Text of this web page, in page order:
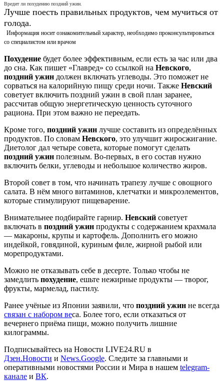
Вредит ли похудению поздний ужин.
Лучше поесть правильных продуктов, чем мучиться от
голода.
Информация носит ознакомительный характер, необходимо проконсультироваться
со специалистом или врачом
Похудение будет более эффективным, если есть за час или два
до сна. Как пишет «Главред» со ссылкой на Невского,
поздний ужин должен включать углеводы. Это поможет не
сорваться на калорийную пищу среди ночи. Также Невский
советует включить поздний ужин в свой план заранее,
рассчитав общую энергетическую ценность суточного
рациона. При этом важно не переедать.
Кроме того, поздний ужин лучше составить из определённых
продуктов. По словам Невского, это улучшит жиросжигание.
Диетолог дал четыре совета, которые помогут сделать
поздний ужин полезным. Во-первых, в его состав нужно
включить белки, углеводы и небольшое количество жиров.
Второй совет в том, что начинать трапезу лучше с овощного
салата. В нём много витаминов, клетчатки и микроэлементов,
которые стимулируют пищеварение.
Внимательнее подбирайте гарнир. Невский советует
включать в поздний ужин продукты с содержанием крахмала
— макароны, крупы и картофель. Дополнить его можно
индейкой, говядиной, куриным филе, жирной рыбой или
морепродуктами.
Можно не отказывать себе в десерте. Только чтобы не
замедлить похудение, ешьте нежирные продукты — творог,
фрукты, мармелад, пастилу.
Ранее учёные из Японии заявили, что поздний ужин не всегда
связан с набором веса. Более того, если отказаться от
вечернего приёма пищи, можно получить лишние
килограммы.
Подписывайтесь на Новости LIVE24.RU в
Дзен.Новости и News.Google. Следите за главными и
оперативными новостями России и Мира в нашем telegram-
канале и ВК.